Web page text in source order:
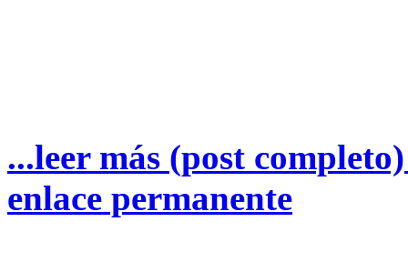
...leer más (post
enlace permanente